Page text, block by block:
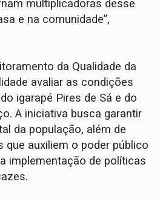
multiplicadoras desse
e na comunidade”,
da Qualidade da
avaliar as condições
igarapé Pires de Sá e do
A iniciativa busca garantir
da população, além de
que auxiliem o poder público
implementação de políticas